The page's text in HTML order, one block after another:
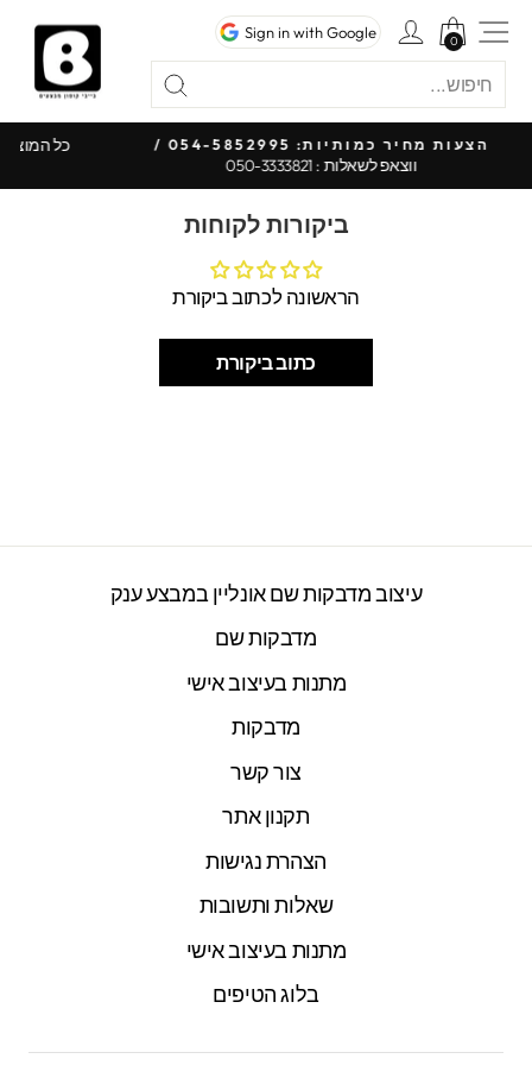
לתוכן
חיפוש
Sign in with Google
כניסה לחשבוןניווט באתר
0
0
עצור
כל הצעות מחיר כמותיות: 054-5852995 /
ווצאפ לשאלות : 050-3333821
ביקורות לקוחות
הראשונה לכתוב ביקורת
כתוב ביקורת
עיצוב מדבקות שם אונליין במבצע ענק
מדבקות שם
מתנות בעיצוב אישי
מדבקות
צור קשר
תקנון אתר
הצהרת נגישות
שאלות ותשובות
מתנות בעיצוב אישי
בלוג הטיפים